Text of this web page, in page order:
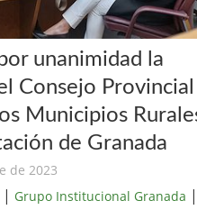
unanimidad la
Consejo Provincial
Municipios
de Granada
de 2023
| Grupo Institucional Granada |